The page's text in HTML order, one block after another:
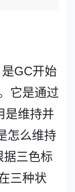
GC开始
它是通过
是维持并
怎么维持
据三色标
三种状